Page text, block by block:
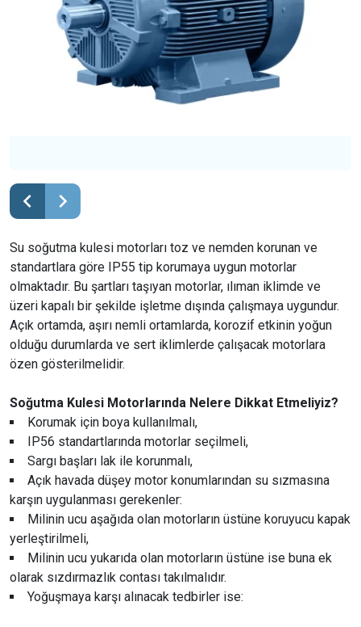
Su soğutma kulesi motorları toz ve nemden korunan ve
standartlara göre IP55 tip korumaya uygun motorlar
olmaktadır. Bu şartları taşıyan motorlar, ılıman iklimde ve
üzeri kapalı bir şekilde işletme dışında çalışmaya uygundur.
Açık ortamda, aşırı nemli ortamlarda, korozif etkinin yoğun
olduğu durumlarda ve sert iklimlerde çalışacak motorlara
özen gösterilmelidir.
Soğutma Kulesi Motorlarında Nelere Dikkat Etmeliyiz?
Korumak için boya kullanılmalı,
IP56 standartlarında motorlar seçilmeli,
Sargı başları lak ile korunmalı,
Açık havada düşey motor konumlarından su sızmasına
karşın uygulanması gerekenler:
Milinin ucu aşağıda olan motorların üstüne koruyucu kapak
yerleştirilmeli,
Milinin ucu yukarıda olan motorların üstüne ise buna ek
olarak sızdırmazlık contası takılmalıdır.
Yoğuşmaya karşı alınacak tedbirler ise: